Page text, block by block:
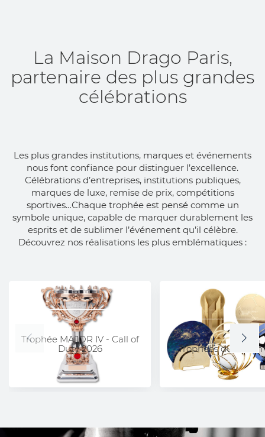
La Maison Drago Paris,
partenaire des plus grandes
célébrations
Les plus grandes institutions, marques et événements
nous font confiance pour distinguer l’excellence.
Célébrations d’entreprises, institutions publiques,
marques de luxe, remise de prix, compétitions
sportives…Chaque trophée est pensé comme un
symbole unique, capable de marquer durablement les
esprits et de sublimer l’événement qu’il célèbre.
Découvrez nos réalisations les plus emblématiques :
Trophée MAJOR IV - Call of
Duty 2026
Trophées du Ballon